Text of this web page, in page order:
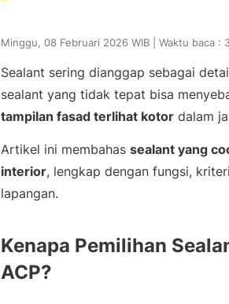
Minggu, 08 Februari 2026 WIB | Waktu baca :
Sealant sering dianggap sebagai
sealant yang tidak tepat bisa
tampilan fasad terlihat kotor dalam
Artikel ini membahassealant yang
interior, lengkap dengan fungsi,
lapangan.
Kenapa Pemilihan
ACP?